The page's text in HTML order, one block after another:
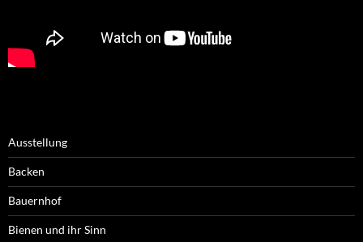
Ausstellung
Backen
Bauernhof
Bienen und ihr Sinn